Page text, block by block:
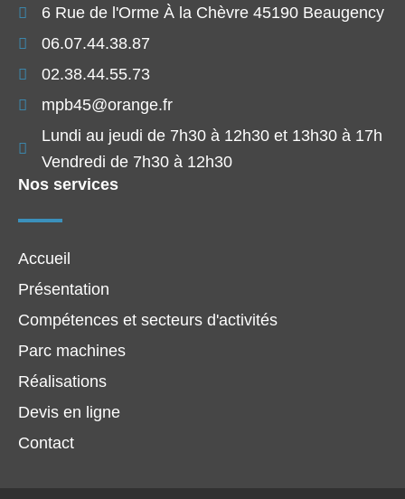
6 Rue de l'Orme À la Chèvre 45190 Beaugency
06.07.44.38.87
02.38.44.55.73
mpb45@orange.fr
Lundi au jeudi de 7h30 à 12h30 et 13h30 à 17h
Vendredi de 7h30 à 12h30
Nos services
Accueil
Présentation
Compétences et secteurs d'activités
Parc machines
Réalisations
Devis en ligne
Contact